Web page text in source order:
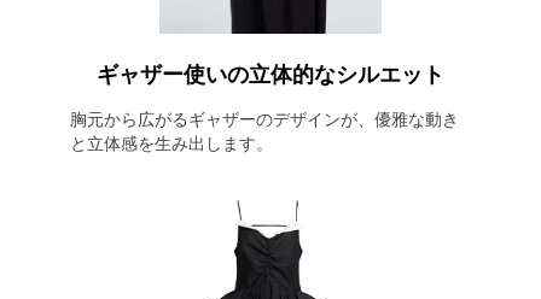
ギャザー使いの立体的なシルエット
胸元から広がるギャザーのデザインが、優雅な動き
と立体感を生み出します。